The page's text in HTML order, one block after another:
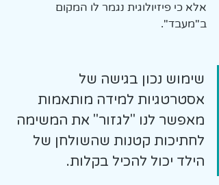
אלא כי פיזיולוגית נגמר לו המקום
ב"מעבד".
שימוש נכון בגישה של
אסטרטגיות למידה מותאמות
מאפשר לנו "לגזור" את המשימה
לחתיכות קטנות שהשולחן של
הילד יכול להכיל בקלות.